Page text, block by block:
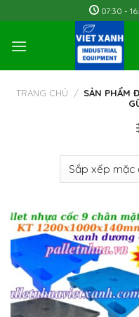
to
content
07:30 -
TRANG CHỦ / SẢN PHẨM